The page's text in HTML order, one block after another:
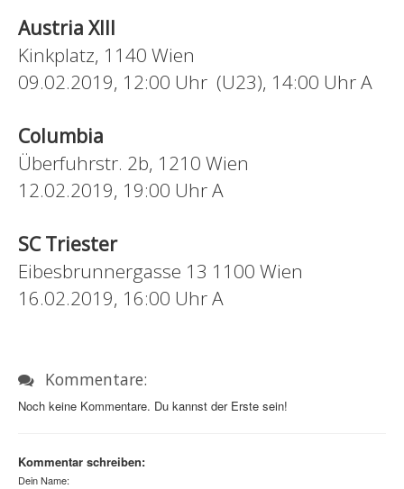
Austria XIII
Kinkplatz, 1140 Wien
09.02.2019, 12:00 Uhr (U23), 14:00 Uhr A
Columbia
Überfuhrstr. 2b, 1210 Wien
12.02.2019, 19:00 Uhr A
SC Triester
Eibesbrunnergasse 13 1100 Wien
16.02.2019, 16:00 Uhr A
Kommentare:
Noch keine Kommentare. Du kannst der Erste sein!
Kommentar schreiben:
Dein Name: